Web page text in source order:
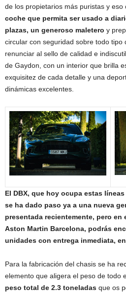
de los propietarios más puristas y eso
coche que permita ser usado a
plazas, un generoso maletero y
circular con seguridad sobre todo tipo
renunciar al sello de calidad e
de Gaydon, con un interior que brilla
exquisitez de cada detalle y una
dinámicas excelentes.
El DBX, que hoy ocupa estas
se ha dado paso ya a una nueva
presentada recientemente, pero
Aston Martin Barcelona, podrás
unidades con entrega inmediata,
Para la fabricación del chasis se ha
elemento que aligera el peso de todo
peso total de 2.3 toneladas que os